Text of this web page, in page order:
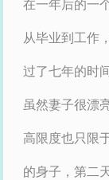
在一年后的一
从毕业到工作
过了七年的时间
虽然妻子很漂
高限度也只限
的身子，第二